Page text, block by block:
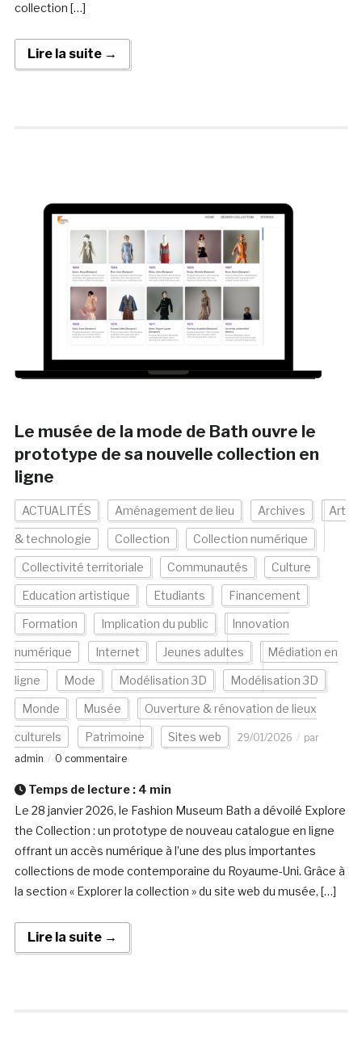
collection […]
Lire la suite →
Le musée de la mode de Bath ouvre le
prototype de sa nouvelle collection en
ligne
ACTUALITÉS Aménagement de lieu Archives Art
& technologie Collection Collection numérique
Collectivité territoriale Communautés Culture
Education artistique Etudiants Financement
Formation Implication du public Innovation
numérique Internet Jeunes adultes Médiation en
ligne Mode Modélisation 3D Modélisation 3D
Monde Musée Ouverture & rénovation de lieux
culturels Patrimoine Sites web 29/01/2026
par
admin
0 commentaire
Temps de lecture : 4 min
Le 28 janvier 2026, le Fashion Museum Bath a dévoilé Explore
the Collection : un prototype de nouveau catalogue en ligne
offrant un accès numérique à l’une des plus importantes
collections de mode contemporaine du Royaume-Uni. Grâce à
la section « Explorer la collection » du site web du musée, […]
Lire la suite →